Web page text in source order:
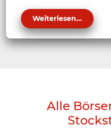
Weiterlesen...
Alle